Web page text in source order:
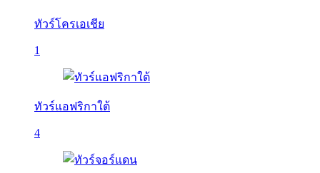
ทัวร์โครเอเชีย
1
ทัวร์แอฟริกาใต้
4